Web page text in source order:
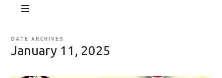
DATE ARCHIVES
January 11, 2025